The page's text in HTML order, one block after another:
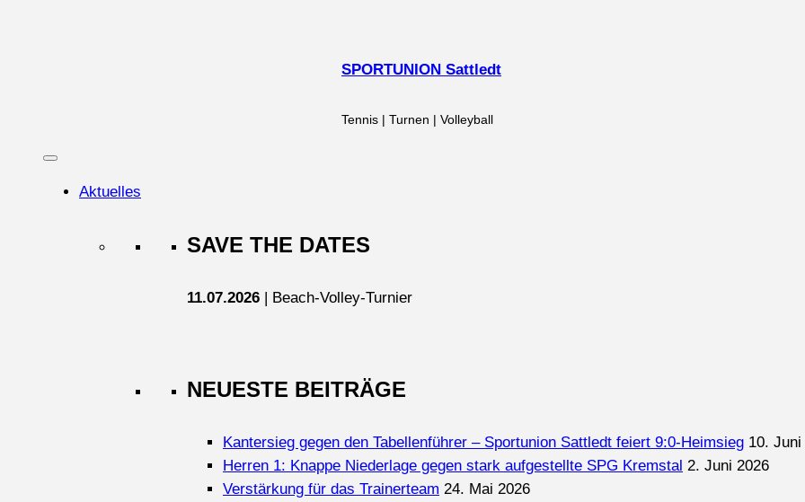
SPORTUNION Sattledt
Tennis | Turnen | Volleyball
Aktuelles
SAVE THE DATES
11.07.2026 | Beach-Volley-Turnier
NEUESTE BEITRÄGE
Kantersieg gegen den Tabellenführer – Sportunion Sattledt feiert 9:0-Heimsieg 10. Juni
Herren 1: Knappe Niederlage gegen stark aufgestellte SPG Kremstal 2. Juni 2026
Verstärkung für das Trainerteam 24. Mai 2026